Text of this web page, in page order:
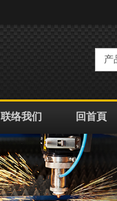
联络我们 回首頁